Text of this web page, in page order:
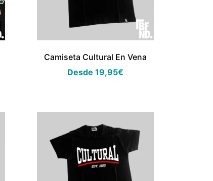
Camiseta Cultural En Vena
Desde19,95€